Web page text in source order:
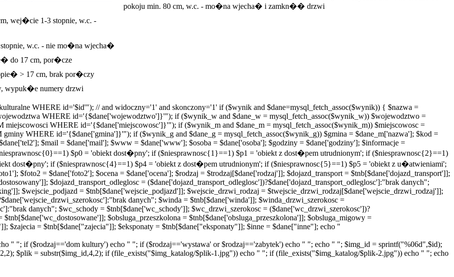
pokoju min. 80 cm, w.c. - mo�na wjecha� i zamkn�� drzwi
wej�cie 1-3 stopnie, w.c. -
w.c. - nie mo�na wjecha�
do 17 cm, por�cze
> 17 cm, brak por�czy
numery drzwi
WHERE id='$id'"); // and widoczny='1' and skonczony='1' if ($wynik and $dane=mysql_fetch_assoc($wynik)) { $nazwa =
WHERE id='{$dane['wojewodztwo']}'"); if ($wynik_w and $dane_w = mysql_fetch_assoc($wynik_w)) $wojewodztwo =
WHERE id='{$dane['miejscowosc']}'"); if ($wynik_m and $dane_m = mysql_fetch_assoc($wynik_m)) $miejscowosc =
WHERE id='{$dane['gmina']}'"); if ($wynik_g and $dane_g = mysql_fetch_assoc($wynik_g)) $gmina = $dane_m['nazwa']; $kod =
$mail = $dane['mail']; $www = $dane['www']; $osoba = $dane['osoba']; $godziny = $dane['godziny']; $informacje =
$p0 = 'obiekt dost�pny'; if ($niesprawnosc{1}==1) $p1 = 'obiekt z dost�pem utrudnionym'; if ($niesprawnosc{2}==1)
dost�pny'; if ($niesprawnosc{4}==1) $p4 = 'obiekt z dost�pem utrudnionym'; if ($niesprawnosc{5}==1) $p5 = 'obiekt z u�atwieniami';
$foto2 = $dane['foto2']; $ocena = $dane['ocena']; $rodzaj = $trodzaj[$dane['rodzaj']]; $dojazd_transport = $tnb[$dane['dojazd_transport']];
$dojazd_transport_odleglosc = ($dane['dojazd_transport_odleglosc'])?$dane['dojazd_transport_odleglosc']:"brak danych";
$wejscie_podjazd = $tnb[$dane['wejscie_podjazd']]; $wejscie_drzwi_rodzaj = $twejscie_drzwi_rodzaj[$dane['wejscie_drzwi_rodzaj']];
danych"; $winda = $tnb[$dane['winda']]; $winda_drzwi_szerokosc =
danych"; $wc_schody = $tnb[$dane['wc_schody']]; $wc_drzwi_szerokosc = ($dane['wc_drzwi_szerokosc'])?
$obsluga_przeszkolona = $tnb[$dane['obsluga_przeszkolona']]; $obsluga_migowy =
$zajecia = $tnb[$dane["zajecia"]]; $eksponaty = $tnb[$dane["eksponaty"]]; $inne = $dane["inne"]; echo "
" "; if ($rodzaj=='dom kultury') echo " "; if ($rodzaj=='wystawa' or $rodzaj=='zabytek') echo " "; echo " "; $img_id = sprintf("%06d",$id);
$plik = substr($img_id,4,2); if (file_exists("$img_katalog/$plik-1.jpg")) echo " "; if (file_exists("$img_katalog/$plik-2.jpg")) echo " "; echo